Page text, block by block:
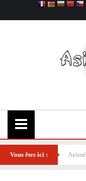
Vous êtes ici : Animé